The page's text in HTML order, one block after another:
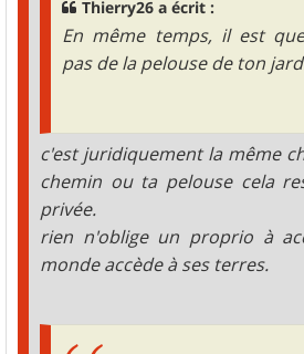
Thierry26 a écrit :
En même temps, il est
pas de la pelouse de ton
c'est juridiquement la même
chemin ou ta pelouse cela
privée.
rien n'oblige un proprio à
monde accède à ses terres.